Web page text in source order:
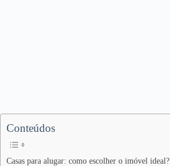
Conteúdos
Casas para alugar: como escolher o imóvel ideal?